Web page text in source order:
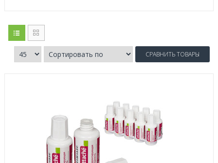
СРАВНИТЬ ТОВАРЫ